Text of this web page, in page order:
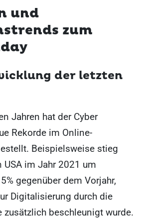
und
zum
der letzten
Jahren hat der Cyber
Rekorde im Online-
Beispielsweise stieg
USA im Jahr 2021 um
gegenüber dem Vorjahr,
Digitalisierung durch die
zusätzlich beschleunigt wurde.